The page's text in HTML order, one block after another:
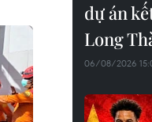
dự án
Long
06/08/2026